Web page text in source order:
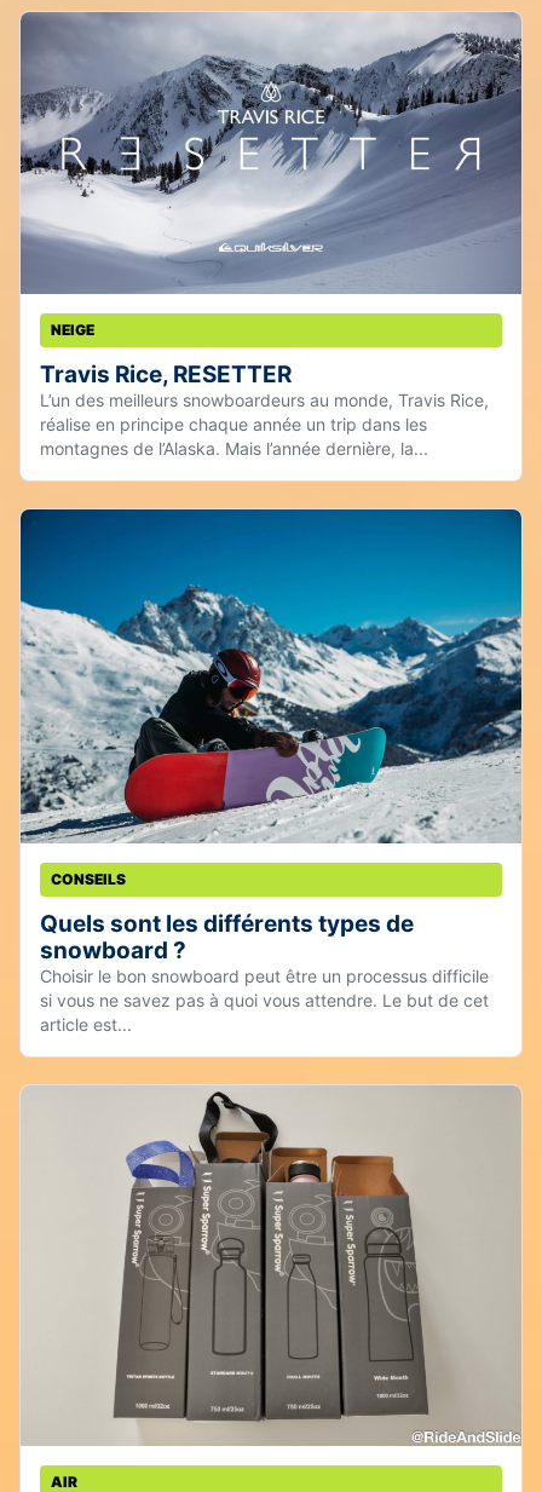
NEIGE
Travis Rice, RESETTER
L’un des meilleurs snowboardeurs au monde, Travis Rice,
réalise en principe chaque année un trip dans les
montagnes de l’Alaska. Mais l’année dernière, la...
CONSEILS
Quels sont les différents types de
snowboard ?
Choisir le bon snowboard peut être un processus difficile
si vous ne savez pas à quoi vous attendre. Le but de cet
article est...
AIR